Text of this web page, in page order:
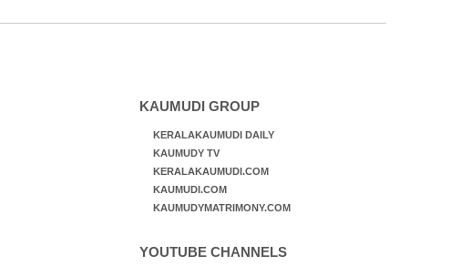
KAUMUDI GROUP
KERALAKAUMUDI DAILY
KAUMUDY TV
KERALAKAUMUDI.COM
KAUMUDI.COM
KAUMUDYMATRIMONY.COM
YOUTUBE CHANNELS